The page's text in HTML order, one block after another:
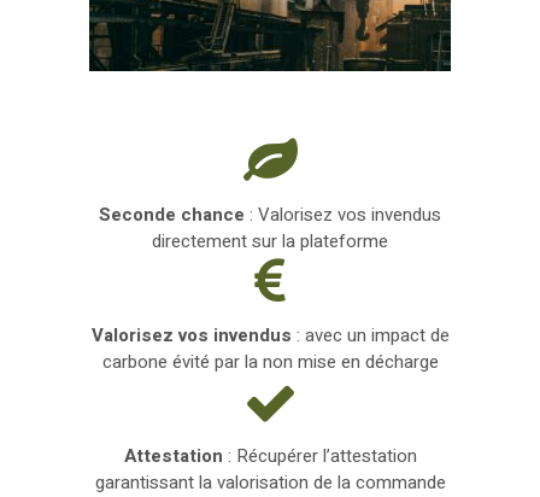
Seconde chance : Valorisez vos invendus
directement sur la plateforme
Valorisez vos invendus : avec un impact de
carbone évité par la non mise en décharge
Attestation : Récupérer l’attestation
garantissant la valorisation de la commande